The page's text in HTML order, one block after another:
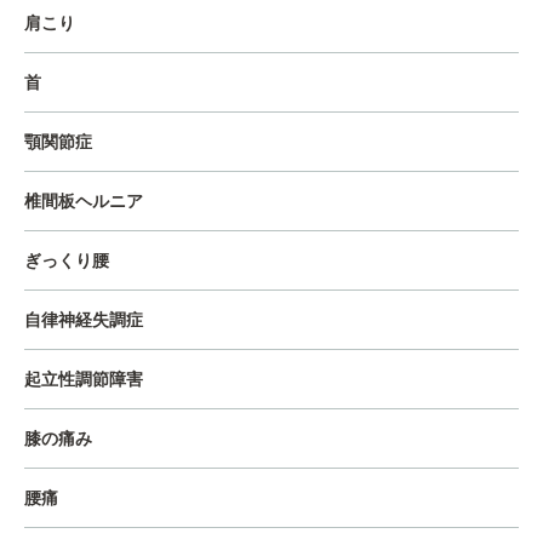
肩こり
首
顎関節症
椎間板ヘルニア
ぎっくり腰
自律神経失調症
起立性調節障害
膝の痛み
腰痛